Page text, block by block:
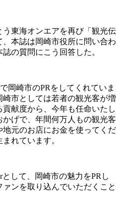
東海オンエアを再び「観光伝
本誌は岡崎市役所に問い合わ
の質問にこう回答した。
岡崎市のPRをしてくれていま
市としては若者の観光客が増
献度から、今年も任命いたし
げで、年間何万人もの観光客
元のお店にお金を使ってくだ
れています。
して、岡崎市の魅力をPRし
ンを取り込んでいただくこと